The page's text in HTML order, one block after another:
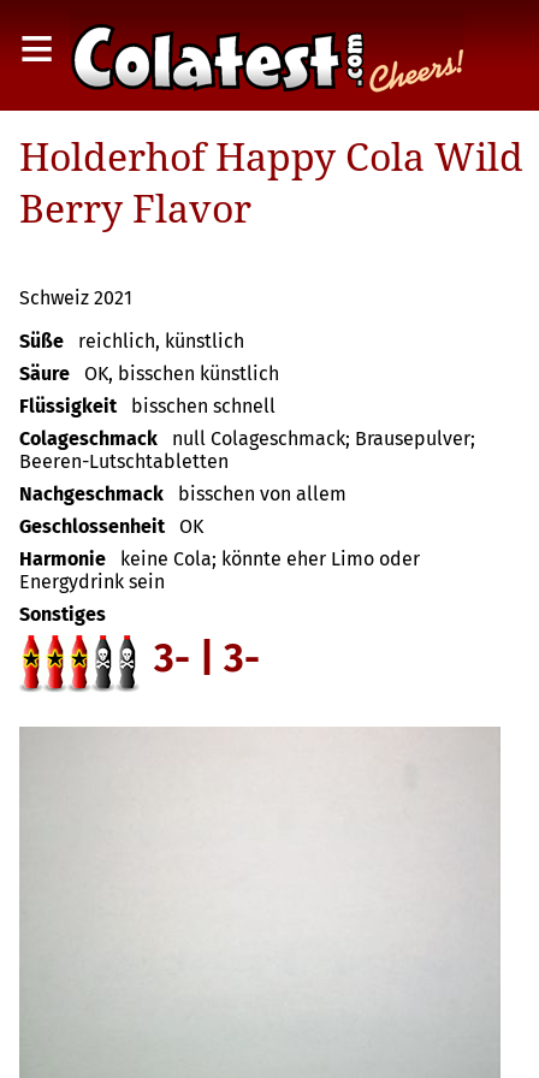
≡
Holderhof Happy Cola Wild
Berry Flavor
Schweiz 2021
Süße
reichlich, künstlich
Säure
OK, bisschen künstlich
Flüssigkeit
bisschen schnell
Colageschmack
null Colageschmack; Brausepulver;
Beeren-Lutschtabletten
Nachgeschmack
bisschen von allem
Geschlossenheit
OK
Harmonie
keine Cola; könnte eher Limo oder
Energydrink sein
Sonstiges
3- | 3-